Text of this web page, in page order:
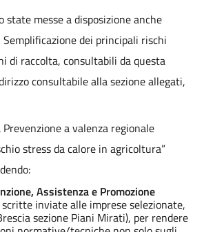
state messe a disposizione anche
Semplificazione dei principali rischi
di raccolta, consultabili da questa
consultabile alla sezione allegati,
a valenza regionale
stress da calore in agricoltura”
Assistenza e Promozione
inviate alle imprese selezionate,
sezione Piani Mirati), per rendere